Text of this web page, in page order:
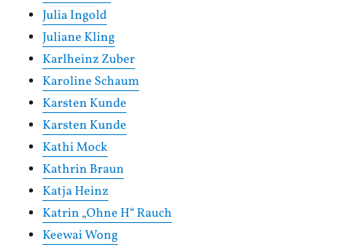
Julia Ingold
Juliane Kling
Karlheinz Zuber
Karoline Schaum
Karsten Kunde
Karsten Kunde
Kathi Mock
Kathrin Braun
Katja Heinz
Katrin „Ohne H“ Rauch
Keewai Wong